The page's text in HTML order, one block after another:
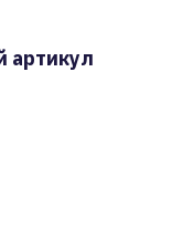
артикул